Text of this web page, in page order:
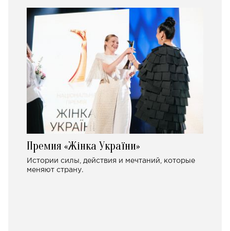
Премия «Жінка України»
Истории силы, действия и мечтаний, которые
меняют страну.